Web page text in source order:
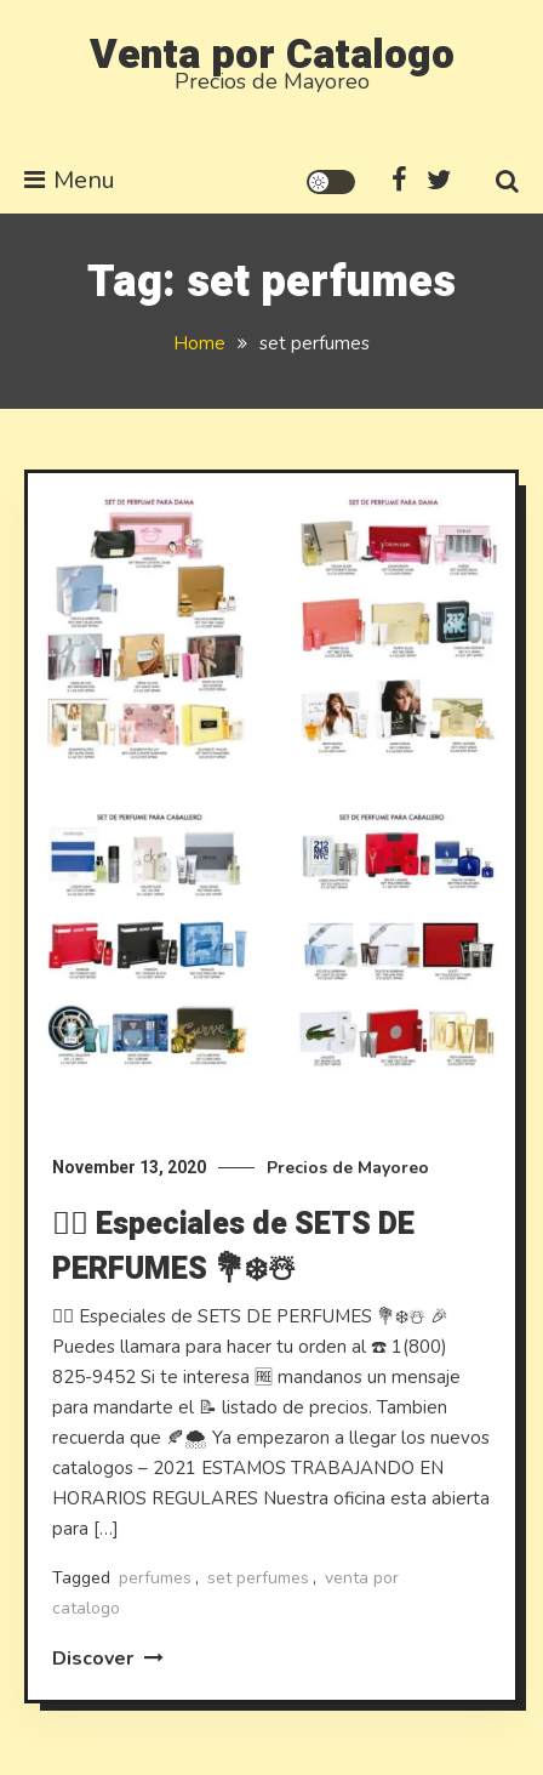
Venta por Catalogo
Precios de Mayoreo
Menu
Tag: set perfumes
Home set perfumes
November 13, 2020 Precios de Mayoreo
🙋‍♂️ Especiales de SETS DE
PERFUMES 💐❄️☃️
🙋‍♂️ Especiales de SETS DE PERFUMES 💐❄️☃️ 🎉
Puedes llamara para hacer tu orden al ☎️ 1(800)
825-9452 Si te interesa 🆓 mandanos un mensaje
para mandarte el 📝 listado de precios. Tambien
recuerda que 🍂🌨️ Ya empezaron a llegar los nuevos
catalogos – 2021 ESTAMOS TRABAJANDO EN
HORARIOS REGULARES Nuestra oficina esta abierta
para […]
Tagged perfumes , set perfumes , venta por
catalogo
Discover